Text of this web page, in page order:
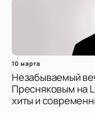
10 марта
Незабываемый
Пресняковым на
хиты и